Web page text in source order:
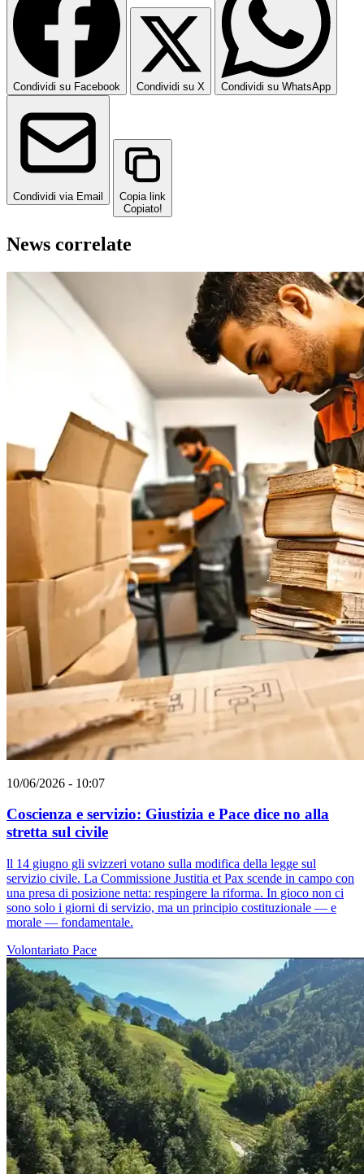
Condividi su Facebook Condividi su X Condividi su WhatsApp
Condividi via Email
Copia link
Copiato!
News correlate
10/06/2026 - 10:07
Coscienza e servizio: Giustizia e Pace dice no alla
stretta sul civile
ll 14 giugno gli svizzeri votano sulla modifica della legge sul
servizio civile. La Commissione Justitia et Pax scende in campo con
una presa di posizione netta: respingere la riforma. In gioco non ci
sono solo i giorni di servizio, ma un principio costituzionale — e
morale — fondamentale.
Volontariato Pace